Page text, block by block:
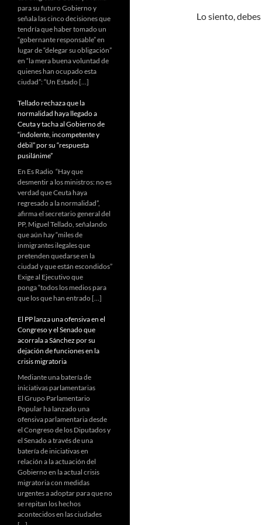
Lo siento,
para su futuro Gobierno y
señala las cinco decisiones que
tendría que haber tomado un
“gobernante responsable” en
lugar de “delegar su obligación”
en “la mera buena voluntad de
quienes han ocupado esta
ciudad”: “Un Estado […]
Tellado rechaza que la
normalidad haya llegado a
Ceuta y tacha al Gobierno de
“indolente, incompetente y
débil” por su “respuesta
pusilánime”
En Es Radio “Hay que
desmentir a los ministros: no es
verdad que Ceuta haya
regresado a la normalidad”,
afirma el secretario general del
PP, Miguel Tellado, señalando
que aún hay “miles de
inmigrantes ilegales que
pretenden quedarse en la
ciudad y que están escondidos”
Exige al Ejecutivo que
ponga “todos los medios para
que los que han entrado […]
El PP lanza una ofensiva en el
Congreso y el Senado que
acorrala a Sánchez por su
dejación de funciones en la
crisis migratoria
Mediante una batería de
iniciativas parlamentarias
El Grupo Parlamentario
Popular ha lanzado una
ofensiva parlamentaria desde
el Congreso de los Diputados y
el Senado a través de una
batería de iniciativas en
relación a la actuación del
Gobierno en la actual crisis
migratoria con medidas
urgentes a adoptar para que no
se repitan los hechos
acontecidos en las ciudades